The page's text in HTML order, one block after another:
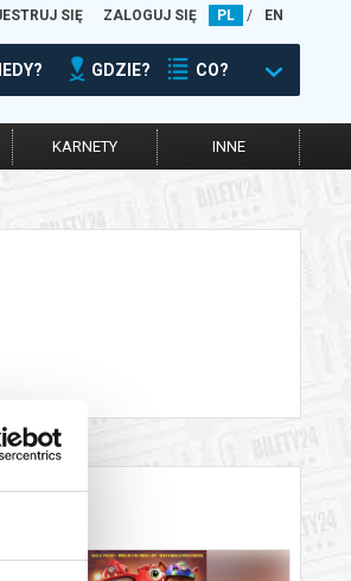
SIĘ ZALOGUJ SIĘ PL / EN
GDZIE? CO?
KARNETY INNE